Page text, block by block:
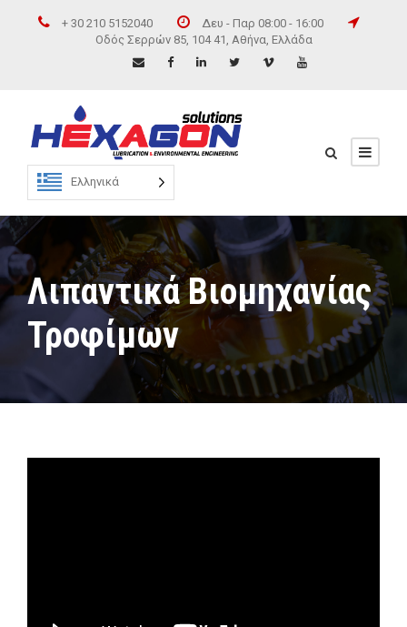
+ 30 210 5152040
Δευ - Παρ 08:00 - 16:00
Οδός Σερρών 85, 104 41, Αθήνα, Ελλάδα
Ελληνικά
Λιπαντικά Βιομηχανίας
Τροφίμων